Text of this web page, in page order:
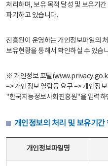
처리하며, 보유 목적 달성 및 보유기
파기하고 있습니다.
진흥원이 운영하는 개인정보파일의
보유현황을 통해서 확인하실 수 있습
※ 개인정보 포털
=> 개인정보 열람등 요구 => 개인정
"한국지능정보사회진흥원"을 입력하
개인정보의 처리 및 보유기간
개인정보파일명